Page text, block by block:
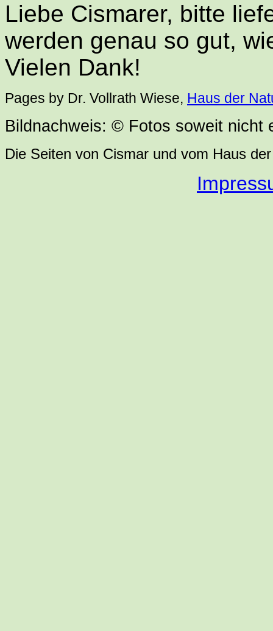
Liebe Cismarer, bitte
werden genau so gut,
Vielen Dank!
Pages by Dr. Vollrath Wiese, Haus der
Bildnachweis: © Fotos soweit
Die Seiten von Cismar und vom Haus